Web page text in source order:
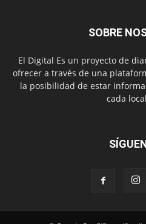
SOBRE
El Digital Es un proyecto de
ofrecer a través de una
la posibilidad de estar
cada